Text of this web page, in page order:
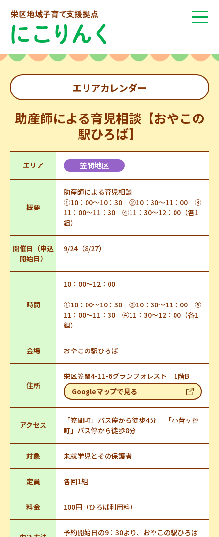
エリアカレンダー
助産師による育児相談【おやこの
駅ひろば】
エリア 笠間地区
概要
助産師による育児相談
①10：00～10：30 ②10：30～11：00 ③
11：00～11：30 ④11：30～12：00（各1
組）
開催日（申込
開始日）
9/24（8/27）
時間
10：00～12：00
①10：00～10：30 ②10：30～11：00 ③
11：00～11：30 ④11：30～12：00（各1
組）
会場 おやこの駅ひろば
住所
栄区笠間4-11-6グランフォレスト 1階B
Googleマップで見る
アクセス
「笠間町」バス停から徒歩4分 「小菅ヶ谷
町」バス停から徒歩8分
対象 未就学児とその保護者
定員 各回1組
料金 100円（ひろば利用料）
予約開始日の9：30より、おやこの駅ひろば